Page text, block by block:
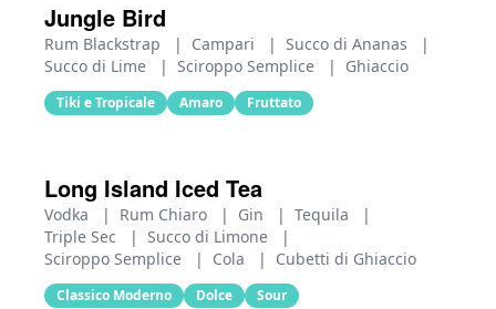
Jungle Bird
Rum Blackstrap | Campari | Succo di Ananas
|
Succo di Lime
| Sciroppo Semplice | Ghiaccio
Tiki e Tropicale Amaro Fruttato
Long Island Iced Tea
Vodka | Rum Chiaro | Gin | Tequila
|
Triple Sec
| Succo di Limone
|
Sciroppo Semplice
| Cola | Cubetti di Ghiaccio
Classico Moderno Dolce Sour